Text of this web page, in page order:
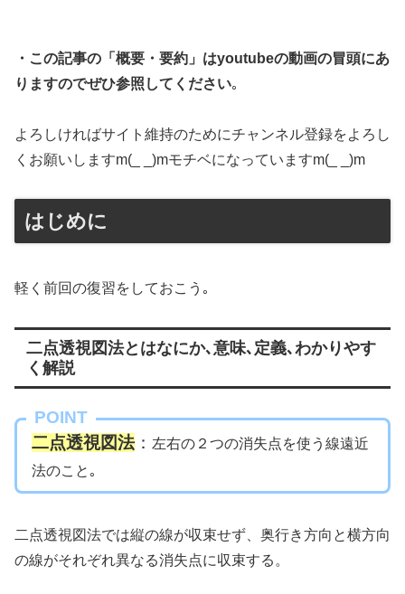
・この記事の「概要・要約」はyoutubeの動画の冒頭にあ
りますのでぜひ参照してください｡
よろしければサイト維持のためにチャンネル登録をよろし
くお願いしますm(_ _)mモチベになっていますm(_ _)m
はじめに
軽く前回の復習をしておこう｡
二点透視図法とはなにか､意味､定義､わかりやす
く解説
POINT
二点透視図法： 左右の２つの消失点を使う線遠近
法のこと｡
二点透視図法では縦の線が収束せず、奥行き方向と横方向
の線がそれぞれ異なる消失点に収束する。